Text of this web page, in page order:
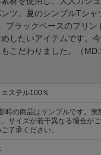
ツ。夏のシンプルTシ
ブラックベースのプリン
したいアイテムです。
こだわりました。（
ステル100％
時の商品はサンプルです。実
、サイズが若干異なる場合が
ご了承ください。